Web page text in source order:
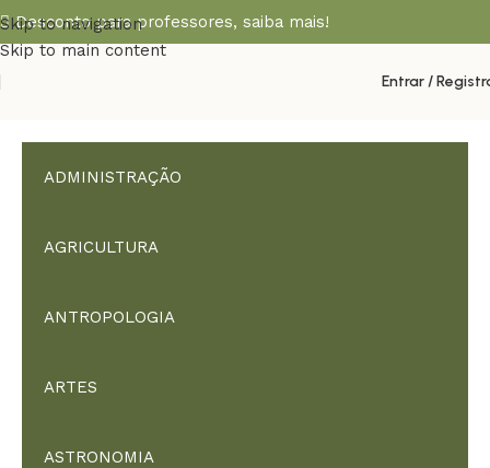
Skip to navigation
Skip to main content
Desconto para professores, saiba mais!
Entrar /
ADMINISTRAÇÃO
AGRICULTURA
ANTROPOLOGIA
ARTES
ASTRONOMIA